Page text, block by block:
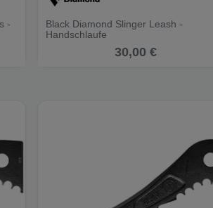
-
Black Diamond Slinger Leash -
Handschlaufe
30,00 €